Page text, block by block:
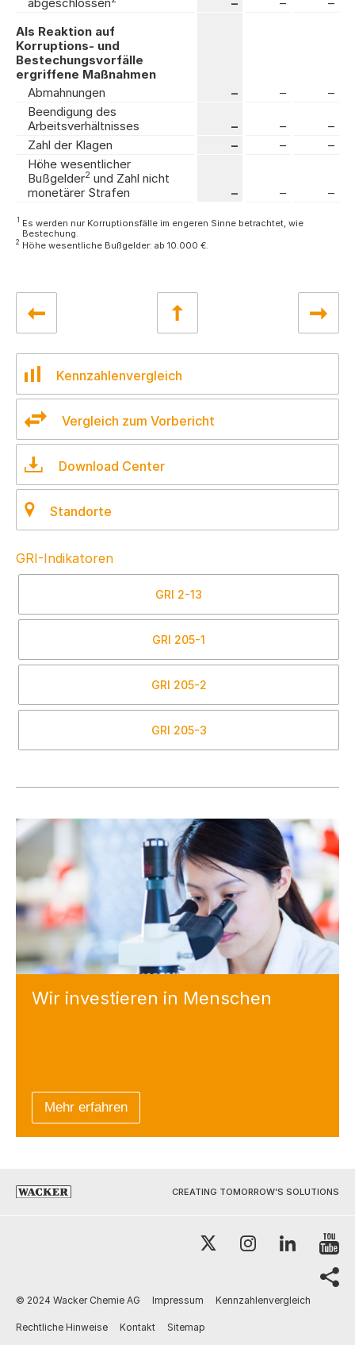
Als Reaktion auf
Korruptions- und
Bestechungsvorfälle
ergriffene Maßnahmen
Abmahnungen
– –
–
Beendigung des
Arbeitsverhältnisses
– –
–
Zahl der Klagen
– –
–
Höhe wesentlicher
Bußgelder2 und Zahl nicht
monetärer Strafen
– – –
1 Es werden nur Korruptionsfälle im engeren Sinne betrachtet, wie
Bestechung.
2 Höhe wesentliche Bußgelder: ab 10.000 €.
Kennzahlenvergleich
Vergleich zum Vorbericht
Download Center
Standorte
GRI-Indikatoren
GRI 2-13
GRI 205-1
GRI 205-2
GRI 205-3
Wir investieren in Menschen
Mehr erfahren
CREATING TOMORROW’S SOLUTIONS
Instagram
© 2024 Wacker Chemie AG Impressum Kennzahlenvergleich
Rechtliche Hinweise Kontakt Sitemap